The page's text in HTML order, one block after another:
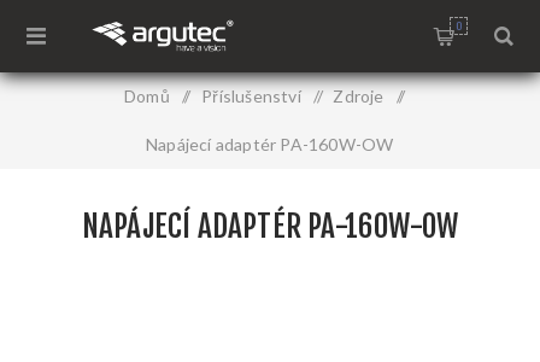
0
Domů / Příslušenství / Zdroje /
Napájecí adaptér PA-160W-OW
NAPÁJECÍ ADAPTÉR PA-160W-OW